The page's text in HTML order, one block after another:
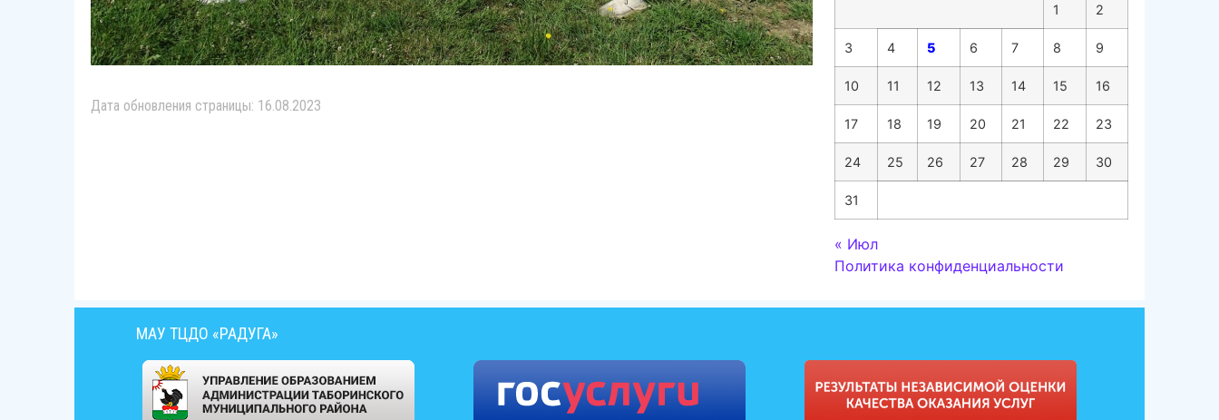
Дата обновления страницы: 16.08.2023
1 2
3 4 5 6 7 8 9
10 11 12 13 14 15 16
17 18 19 20 21 22 23
24 25 26 27 28 29 30
31
« Июл
Политика конфиденциальности
МАУ ТЦДО «РАДУГА»